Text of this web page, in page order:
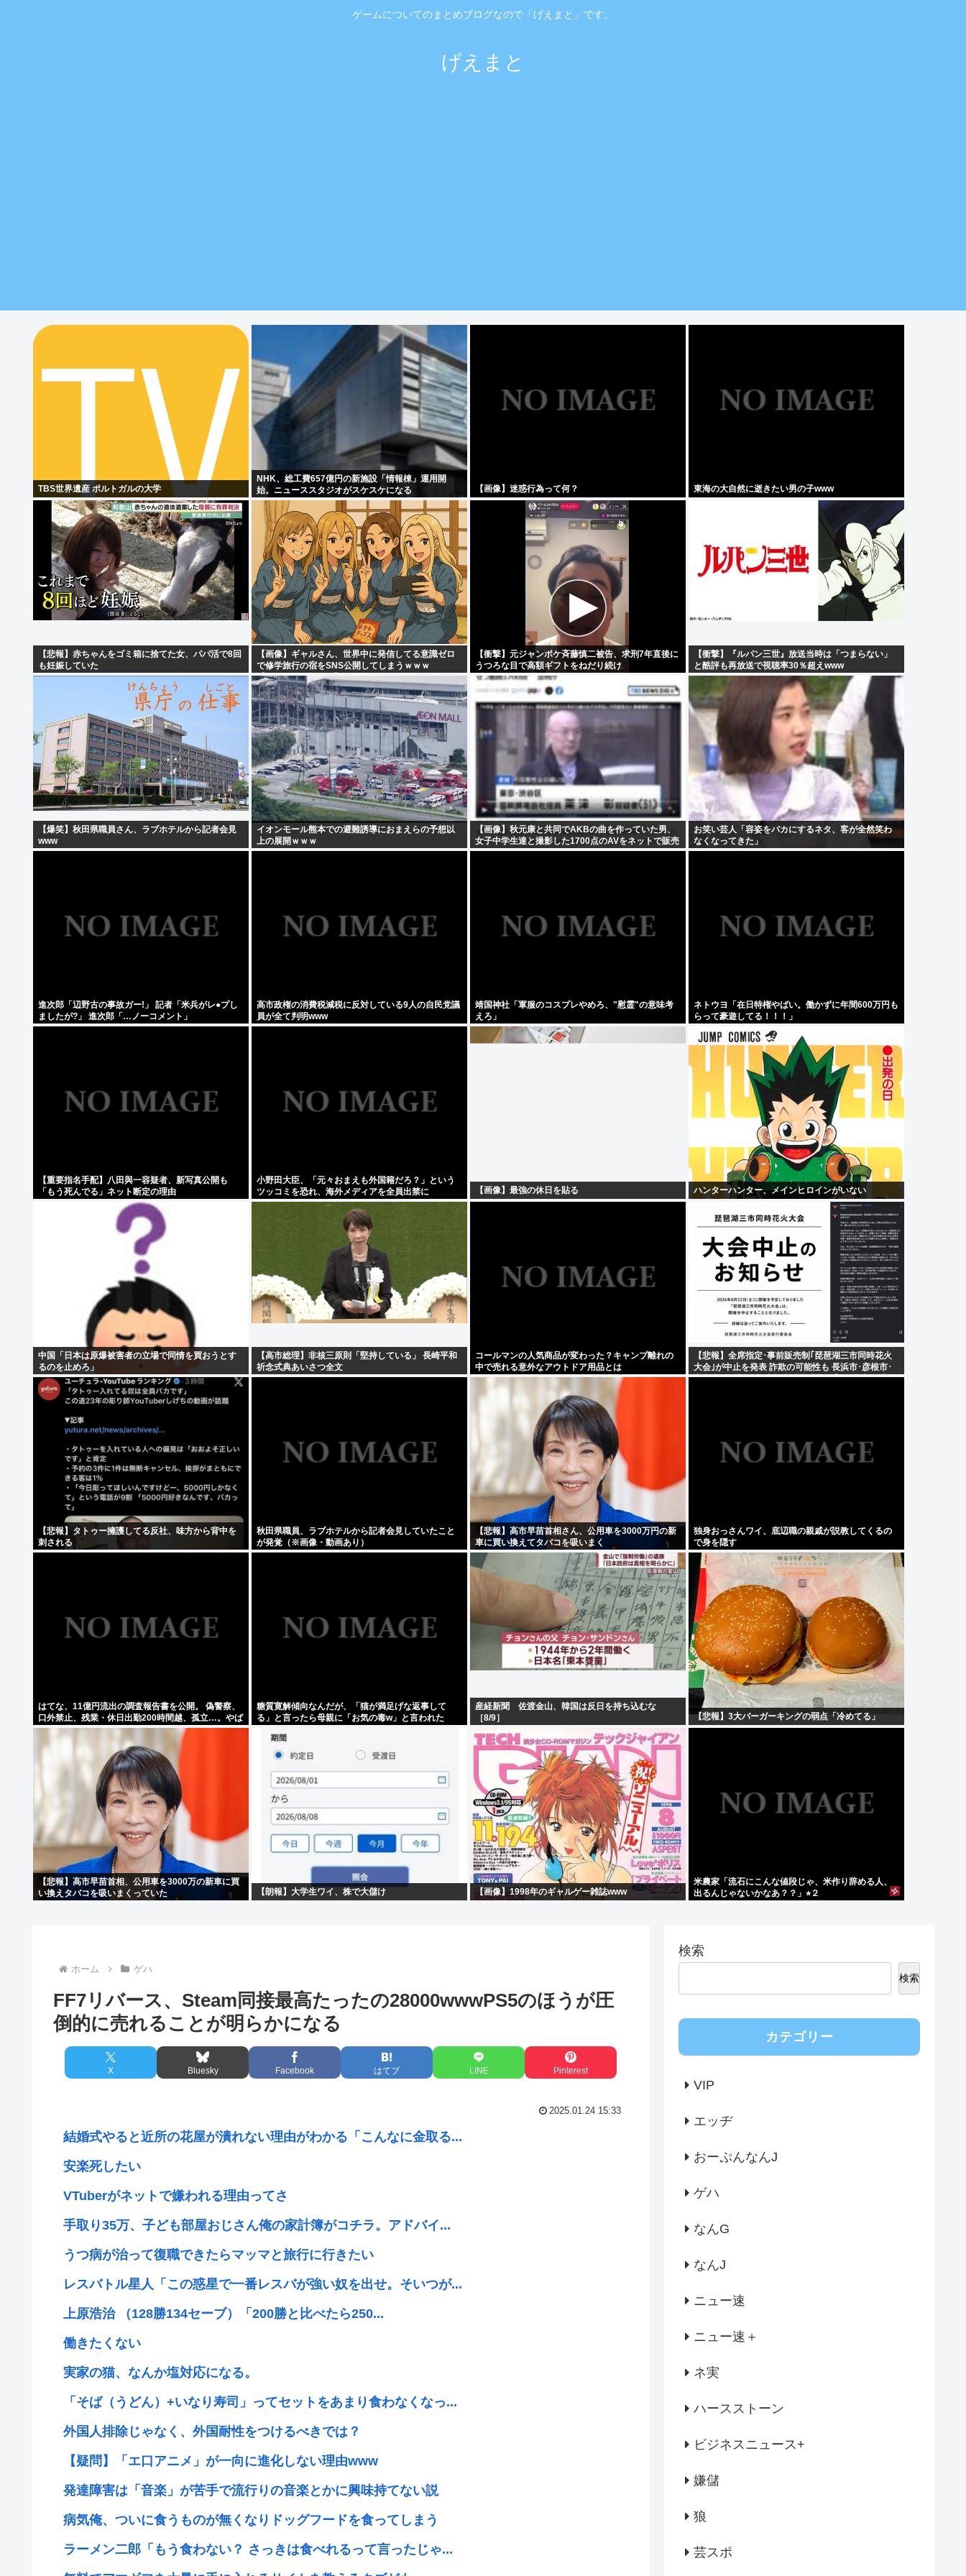
ゲームについてのまとめブログなので「げえまと」です。
げえまと
TBS世界遺産 ポルトガルの大学
NHK、総工費657億円の新施設「情報棟」運用開
始。ニューススタジオがスケスケになる
【画像】迷惑行為って何？ 東海の大自然に逝きたい男の子www
【悲報】赤ちゃんをゴミ箱に捨てた女、パパ活で8回
も妊娠していた
【画像】ギャルさん、世界中に発信してる意識ゼロ
で修学旅行の宿をSNS公開してしまうｗｗｗ
【Pickup08082952】
【衝撃】元ジャンポケ斉藤慎二被告、求刑7年直後に
うつろな目で高額ギフトをねだり続け
る・・・・・・・・・
【衝撃】『ルパン三世』放送当時は「つまらない」
と酷評も再放送で視聴率30％超えwww
【爆笑】秋田県職員さん、ラブホテルから記者会見
www
イオンモール熊本での避難誘導におまえらの予想以
上の展開ｗｗｗ
【画像】秋元康と共同でAKBの曲を作っていた男、
女子中学生達と撮影した1700点のAVをネットで販売
していたwww
お笑い芸人「容姿をバカにするネタ、客が全然笑わ
なくなってきた」
進次郎「辺野古の事故ガー!」 記者「米兵がレ●プし
ましたが?」 進次郎「…ノーコメント」
高市政権の消費税減税に反対している9人の自民党議
員が全て判明www
靖国神社「軍服のコスプレやめろ、"慰霊"の意味考
えろ」
ネトウヨ「在日特権やばい。働かずに年間600万円も
らって豪遊してる！！！」
【重要指名手配】八田與一容疑者、新写真公開も
「もう死んでる」ネット断定の理由
小野田大臣、「元々おまえも外国籍だろ？」という
ツッコミを恐れ、海外メディアを全員出禁に
【画像】最強の休日を貼る ハンターハンター、メインヒロインがいない
中国「日本は原爆被害者の立場で同情を買おうとす
るのを止めろ」
【高市総理】非核三原則「堅持している」 長崎平和
祈念式典あいさつ全文
コールマンの人気商品が変わった？キャンプ離れの
中で売れる意外なアウトドア用品とは
【悲報】全席指定･事前販売制｢琵琶湖三市同時花火
大会｣が中止を発表 詐欺の可能性も 長浜市･彦根市･
高島市は関与否定 彦根市消防本部も｢7日時点で受理
【悲報】タトゥー擁護してる反社、味方から背中を
刺される
秋田県職員、ラブホテルから記者会見していたこと
が発覚（※画像・動画あり）
【悲報】高市早苗首相さん、公用車を3000万円の新
車に買い換えてタバコを吸いまく
る・・・・・・・・・
独身おっさんワイ、底辺職の親戚が説教してくるの
で身を隠す
はてな、11億円流出の調査報告書を公開。 偽警察、
口外禁止、残業・休日出勤200時間越、孤立…。やば
すぎて草はえる
糖質寛解傾向なんだが、「猫が満足げな返事して
る」と言ったら母親に「お気の毒w」と言われた
産経新聞 佐渡金山、韓国は反日を持ち込むな
［8/9］
【悲報】3大バーガーキングの弱点「冷めてる」
【悲報】高市早苗首相、公用車を3000万の新車に買
い換えタバコを吸いまくっていた
【朗報】大学生ワイ、株で大儲け 【画像】1998年のギャルゲー雑誌www
米農家「流石にこんな値段じゃ、米作り辞める人、
出るんじゃないかなあ？？」⭐︎２
ホーム ゲハ
FF7リバース、Steam同接最高たったの28000wwwPS5のほうが圧
倒的に売れることが明らかになる
X Bluesky Facebook はてブ LINE Pinterest
2025.01.24 15:33
結婚式やると近所の花屋が潰れない理由がわかる「こんなに金取る...
安楽死したい
VTuberがネットで嫌われる理由ってさ
手取り35万、子ども部屋おじさん俺の家計簿がコチラ。アドバイ...
うつ病が治って復職できたらマッマと旅行に行きたい
レスバトル星人「この惑星で一番レスバが強い奴を出せ。そいつが...
上原浩治 （128勝134セーブ）「200勝と比べたら250...
働きたくない
実家の猫、なんか塩対応になる。
「そば（うどん）+いなり寿司」ってセットをあまり食わなくなっ...
外国人排除じゃなく、外国耐性をつけるべきでは？
【疑問】「エ口アニメ」が一向に進化しない理由www
発達障害は「音楽」が苦手で流行りの音楽とかに興味持てない説
病気俺、ついに食うものが無くなりドッグフードを食ってしまう
ラーメン二郎「もう食わない？ さっきは食べれるって言ったじゃ...
検索
検索
カテゴリー
VIP
エッヂ
おーぷんなんJ
ゲハ
なんG
なんJ
ニュー速
ニュー速＋
ネ実
ハースストーン
ビジネスニュース+
嫌儲
狼
芸スポ